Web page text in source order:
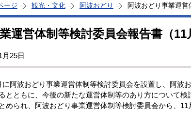
ージ 観光・文化 阿波おどり 阿波おどり事業運営
運営体制等検討委員会報告書（11
25日
阿波おどり事業運営体制等検討委員会を設置し、阿波
とともに、今後の新たな運営体制等のあり方について検
められ、阿波おどり事業運営体制等検討委員会から、